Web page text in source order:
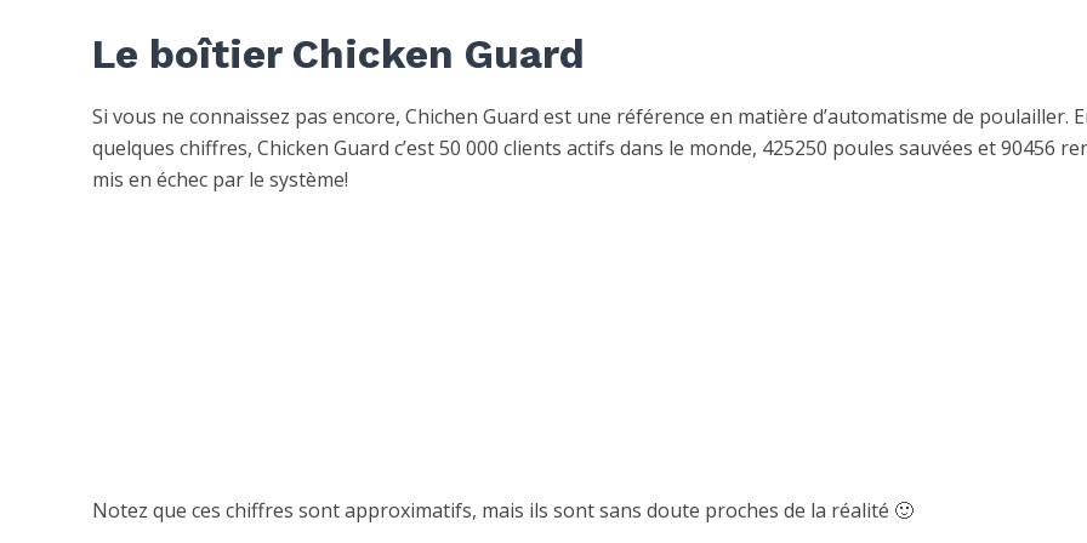
Le boîtier Chicken Guard
Si vous ne connaissez pas encore, Chichen Guard est une référence en matière d’automatisme de poulailler.
quelques chiffres, Chicken Guard c’est 50 000 clients actifs dans le monde, 425250 poules sauvées et 90456
mis en échec par le système!
Notez que ces chiffres sont approximatifs, mais ils sont sans doute proches de la réalité 🙂